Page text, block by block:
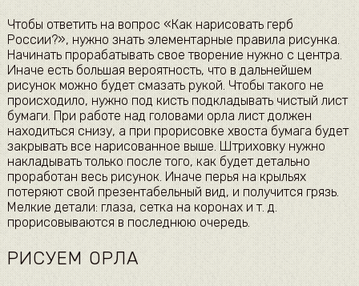
Чтобы ответить на вопрос «Как нарисовать герб
России?», нужно знать элементарные правила рисунка.
Начинать прорабатывать свое творение нужно с центра.
Иначе есть большая вероятность, что в дальнейшем
рисунок можно будет смазать рукой. Чтобы такого не
происходило, нужно под кисть подкладывать чистый лист
бумаги. При работе над головами орла лист должен
находиться снизу, а при прорисовке хвоста бумага будет
закрывать все нарисованное выше. Штриховку нужно
накладывать только после того, как будет детально
проработан весь рисунок. Иначе перья на крыльях
потеряют свой презентабельный вид, и получится грязь.
Мелкие детали: глаза, сетка на коронах и т. д.
прорисовываются в последнюю очередь.
РИСУЕМ ОРЛА